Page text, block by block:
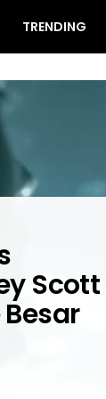
TRENDING
Scott